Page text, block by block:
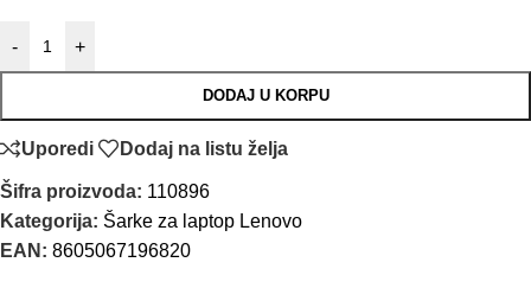
- +
DODAJ U KORPU
Uporedi Dodaj na listu želja
Šifra proizvoda: 110896
Kategorija: Šarke za laptop Lenovo
EAN: 8605067196820